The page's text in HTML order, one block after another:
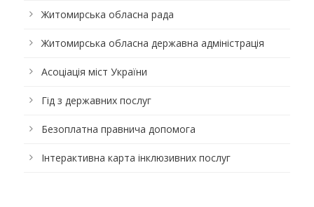
Житомирська обласна рада
Житомирська обласна державна адміністрація
Асоціація міст України
Гід з державних послуг
Безоплатна правнича допомога
Інтерактивна карта інклюзивних послуг